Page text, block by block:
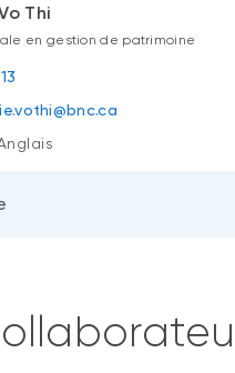
Thi
en gestion de patrimoine